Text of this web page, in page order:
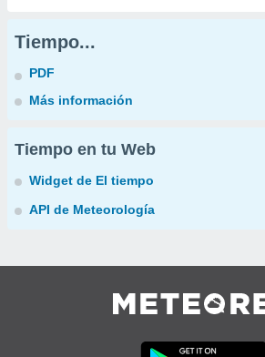
Tiempo...
PDF
Más información
Tiempo en tu Web
Widget de El tiempo
API de Meteorología